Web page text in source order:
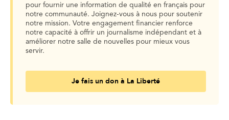
pour fournir une information de qualité en français pour
notre communauté. Joignez-vous à nous pour soutenir
notre mission. Votre engagement financier renforce
notre capacité à offrir un journalisme indépendant et à
améliorer notre salle de nouvelles pour mieux vous
servir.
Je fais un don à La Liberté